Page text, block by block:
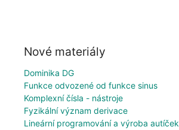
Nové materiály
Dominika DG
Funkce odvozené od funkce sinus
Komplexní čísla - nástroje
Fyzikální význam derivace
Lineární programování a výroba autíček